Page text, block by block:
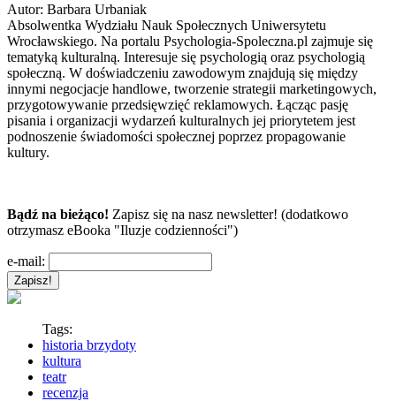
Autor: Barbara Urbaniak
Absolwentka Wydziału Nauk Społecznych Uniwersytetu
Wrocławskiego. Na portalu Psychologia-Spoleczna.pl zajmuje się
tematyką kulturalną. Interesuje się psychologią oraz psychologią
społeczną. W doświadczeniu zawodowym znajdują się między
innymi negocjacje handlowe, tworzenie strategii marketingowych,
przygotowywanie przedsięwzięć reklamowych. Łącząc pasję
pisania i organizacji wydarzeń kulturalnych jej priorytetem jest
podnoszenie świadomości społecznej poprzez propagowanie
kultury.
Bądź na bieżąco! Zapisz się na nasz newsletter! (dodatkowo
otrzymasz eBooka "Iluzje codzienności")
e-mail:
Tags:
historia brzydoty
kultura
teatr
recenzja